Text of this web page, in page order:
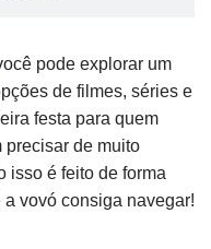
pode explorar um
de filmes, séries e
festa para quem
precisar de muito
isso é feito de forma
vovó consiga navegar!